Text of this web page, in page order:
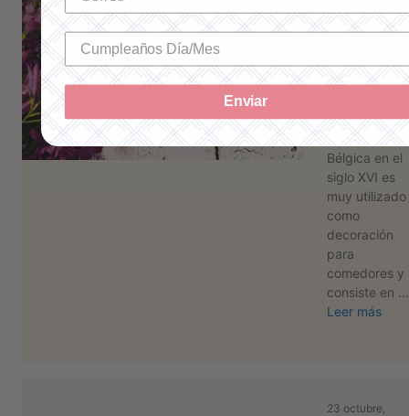
¿Los
“Bruges” o
“Brujas” Este
crochet que
nació en
Bélgica en el
siglo XVI es
muy utilizado
como
decoración
para
comedores y
consiste en …
Leer más
23 octubre,
Enviar